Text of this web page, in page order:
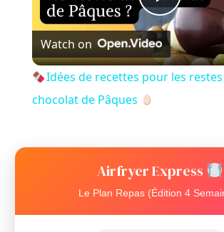
P
l
y
V
Watch on
Idées de recettes pour les
chocolat de Pâques
Airfryer Express
Le Plan Repas (Édition 4